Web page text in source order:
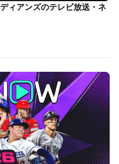
ィアンズのテレビ放送・ネ